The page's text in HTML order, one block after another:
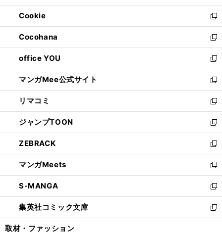
開
く
ウ
で
開
く
ン
ド
ウ
で
開
く
ウ
ィ
ン
ド
ウ
で
開
く
Cookie
新
し
い
ウ
ィ
ン
ド
ウ
で
開
く
Cocohana
新
し
い
ウ
ィ
ン
ド
ウ
で
開
く
office YOU
新
し
い
ウ
ィ
ン
ド
ウ
で
開
く
マンガMee公式サイト
新
し
い
ウ
ィ
ン
ド
ウ
で
開
く
リマコミ
新
し
い
ウ
ィ
ン
ド
ウ
で
開
く
ジャンプTOON
新
し
い
ウ
ィ
ン
ド
ウ
で
開
ZEBRACK
新
し
い
ウ
ィ
ン
ド
ウ
マンガMeets
新
し
い
ウ
ィ
ン
S-MANGA
新
し
い
ウ
集英社コミック文庫
新
し
取材・ファッション